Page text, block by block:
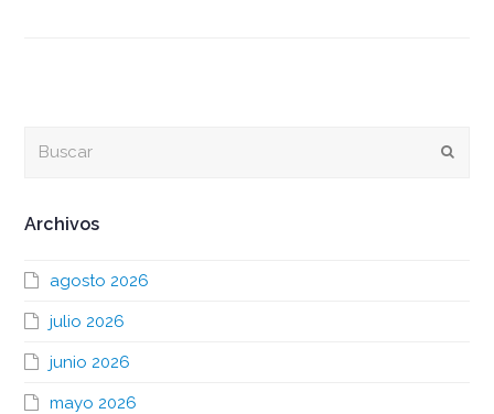
Archivos
agosto 2026
julio 2026
junio 2026
mayo 2026